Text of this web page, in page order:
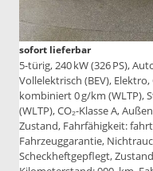
sofort lieferbar
5-türig, 240 kW (326 PS),
Vollelektrisch (BEV), Elektro,
kombiniert 0 g/km (WLTP),
(WLTP), CO₂-Klasse A,
Zustand, Fahrfähigkeit:
Fahrzeuggarantie,
Scheckheftgepflegt,